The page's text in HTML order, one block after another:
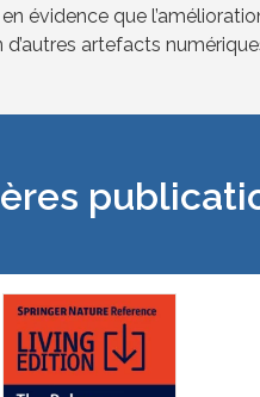
évidence que
artefacts